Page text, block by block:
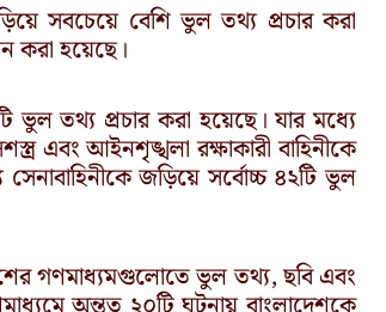
সবচেয়ে বেশি ভুল তথ্য প্রচার করা
করা হয়েছে।
ভুল তথ্য প্রচার করা হয়েছে। যার মধ্যে
এবং আইনশৃঙ্খলা রক্ষাকারী বাহিনীকে
জড়িয়ে সর্বোচ্চ ৪২টি ভুল
গণমাধ্যমগুলোতে ভুল তথ্য, ছবি এবং